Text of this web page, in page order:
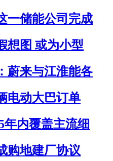
一储能公司完成
想图 或为小型
蔚来与江淮能各
电动大巴订单
内覆盖主流细
购地建厂协议